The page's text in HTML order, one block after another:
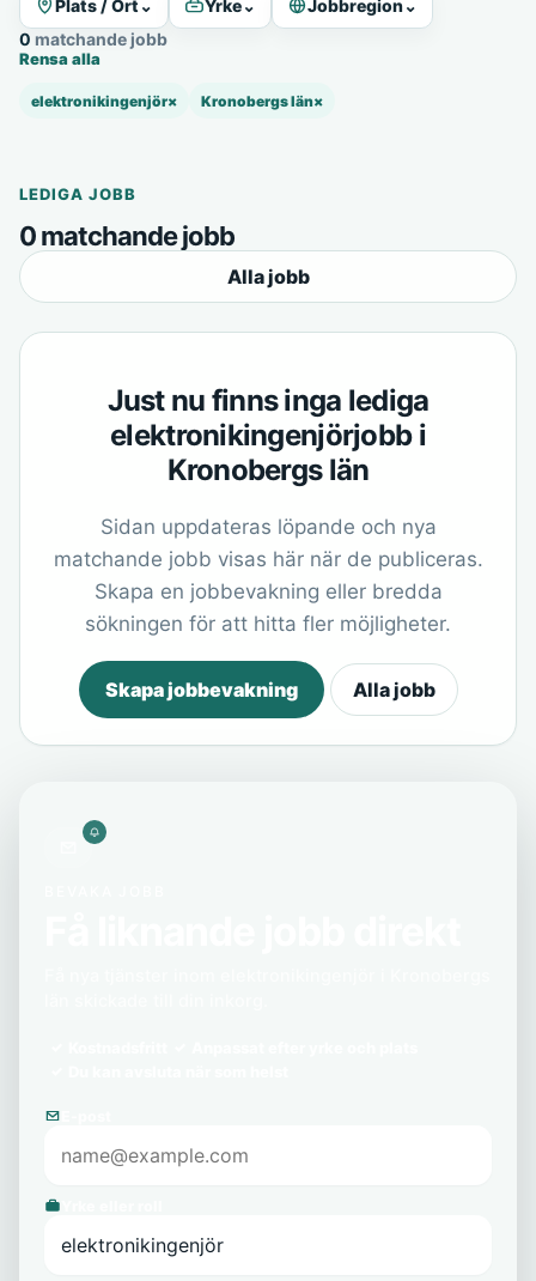
Plats / Ort ⌄ Yrke⌄ Jobbregion⌄
0 matchande jobb
Rensa alla
elektronikingenjör× Kronobergs län×
LEDIGA JOBB
0 matchande jobb
Alla jobb
Just nu finns inga lediga
elektronikingenjörjobb i
Kronobergs län
Sidan uppdateras löpande och nya
matchande jobb visas här när de publiceras.
Skapa en jobbevakning eller bredda
sökningen för att hitta fler möjligheter.
Skapa jobbevakning Alla jobb